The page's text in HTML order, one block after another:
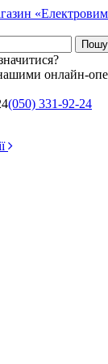
онлайн-
(050) 331-92-24